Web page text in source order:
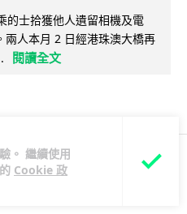
。 繼續使用
Cookie 政
的士拾獲他人遺留相機及電
人本月 2 日經港珠澳大橋再
閱讀全文